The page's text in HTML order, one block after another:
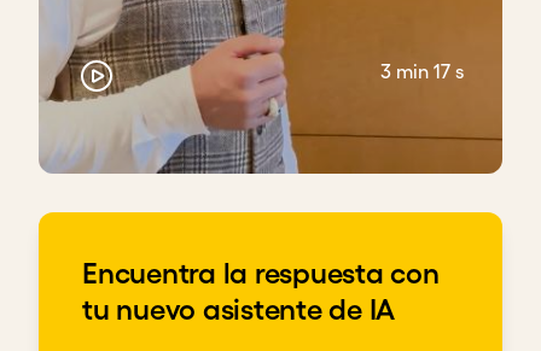
3 min 17 s
Encuentra la respuesta con
tu nuevo asistente de IA